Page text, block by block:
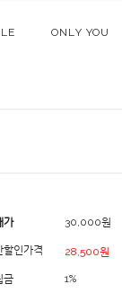
ONLY YOU
가 30,000원
할인가격 28,500원
금 1%